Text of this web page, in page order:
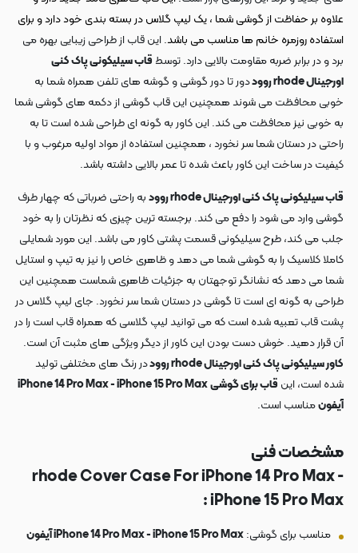
علاوه بر حفاظت از گوشی شما ، یک لیپ گلاس در بسته بندی خود دارد و برای
استفاده روزمره خانم ها مناسب می باشد. این قاب از طراحی زیبایی بهره می
برد و در برابر ضربه مقاومت بالایی دارد. توسطقاب سیلیکونی پاک کنی
اورجینال rhode روود
دور تا دور گوشی و گوشه های تلفن همراه شما به
خوبی محافظت می شوند همچنین این قاب گوشی از دکمه های گوشی شما
به خوبی نیز محافظت می کند. این کاور به گونه ای طراحی شده است تا به
راحتی در دستان شما سر نخورد ، همچنین استفاده از مواد اولیه مرغوب و با
کیفیت در ساخت این کاور باعث شده تا عمر بالایی داشته باشد.
قاب سیلیکونی پاک کنی اورجینال rhode روود
به راحتی ضرباتی که چهار طرف
گوشی وارد می شود را دفع می کند. برجسته ترین چیزی که نظرتان را به خود
جلب می کند، طرح سیلیکونی قسمت پشتی کاور می باشد. این مورد شمایلی
کاملا کلاسیک را به گوشی شما می دهد و ظاهری خاص را نیز به تیپ و استایل
شما می دهد که نشانگر توجهتان به جزئیات ظاهری شماست همچنین این
طراحی به گونه ای است تا گوشی در دستان شما سر نخورد. جای لیپ گلاس در
پشت قاب تعبیه شده است که می توانید لیپ گلاسی که همراه قاب است را در
آن قرار دهید. خوش دست بودن این کاور از دیگر ویژگی های مثبت آن است.
کاور سیلیکونی پاک کنی اورجینال rhode روود
در رنگ های مختلفی تولید
شده است، این قاب برای گوشیiPhone 14 Pro Max - iPhone 15 Pro Max
آیفونمناسب است.
مشخصات فنی
rhode Cover Case For iPhone 14 Pro Max -
iPhone 15 Pro Max :
مناسب برای گوشی:iPhone 14 Pro Max - iPhone 15 Pro Max آیفون